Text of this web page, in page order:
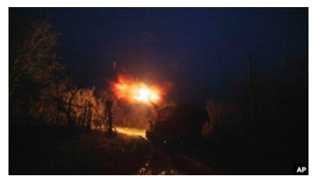
УКРАЇНА
СВІТ
СХЕМИ
КИТАЙ.ВИКЛИКИ
МУЛЬТИМЕДІА
ФОТО